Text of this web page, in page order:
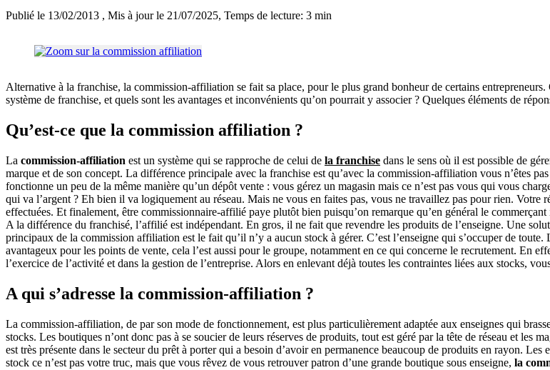
Publié le 13/02/2013 , Mis à jour le 21/07/2025, Temps de lecture: 3 min
Alternative à la franchise, la commission-affiliation se fait sa place, pour le plus grand bonheur de certains
système de franchise, et quels sont les avantages et inconvénients qu’on pourrait y associer ? Quelques éléments de
Qu’est-ce que la commission affiliation ?
La commission-affiliation est un système qui se rapproche de celui de la franchise dans le sens où il est possible de
marque et de son concept. La différence principale avec la franchise est qu’avec la commission-affiliation vous n’êtes
fonctionne un peu de la même manière qu’un dépôt vente : vous gérez un magasin mais ce n’est pas vous qui vous
qui va l’argent ? Eh bien il va logiquement au réseau. Mais ne vous en faites pas, vous ne travaillez pas pour rien. Votre
effectuées. Et finalement, être commissionnaire-affilié paye plutôt bien puisqu’on remarque qu’en général le
A la différence du franchisé, l’affilié est indépendant. En gros, il ne fait que revendre les produits de l’enseigne. Une
principaux de la commission affiliation est le fait qu’il n’y a aucun stock à gérer. C’est l’enseigne qui s’occuper de
avantageux pour les points de vente, cela l’est aussi pour le groupe, notamment en ce qui concerne le recrutement. En
l’exercice de l’activité et dans la gestion de l’entreprise. Alors en enlevant déjà toutes les contraintes liées aux stocks,
A qui s’adresse la commission-affiliation ?
La commission-affiliation, de par son mode de fonctionnement, est plus particulièrement adaptée aux enseignes qui
stocks. Les boutiques n’ont donc pas à se soucier de leurs réserves de produits, tout est géré par la tête de réseau et
est très présente dans le secteur du prêt à porter qui a besoin d’avoir en permanence beaucoup de produits en rayon.
stock ce n’est pas votre truc, mais que vous rêvez de vous retrouver patron d’une grande boutique sous enseigne, la